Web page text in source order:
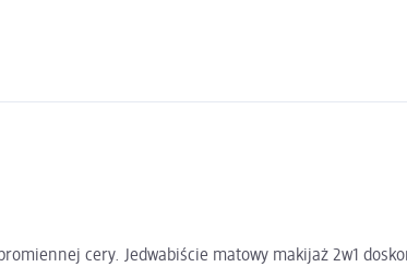
cery. Jedwabiście matowy makijaż 2w1